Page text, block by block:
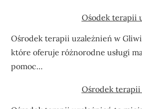
Ośodek terapii
Ośrodek terapii uzależnień w
które oferuje różnorodne usługi
pomoc…
Ośrodek